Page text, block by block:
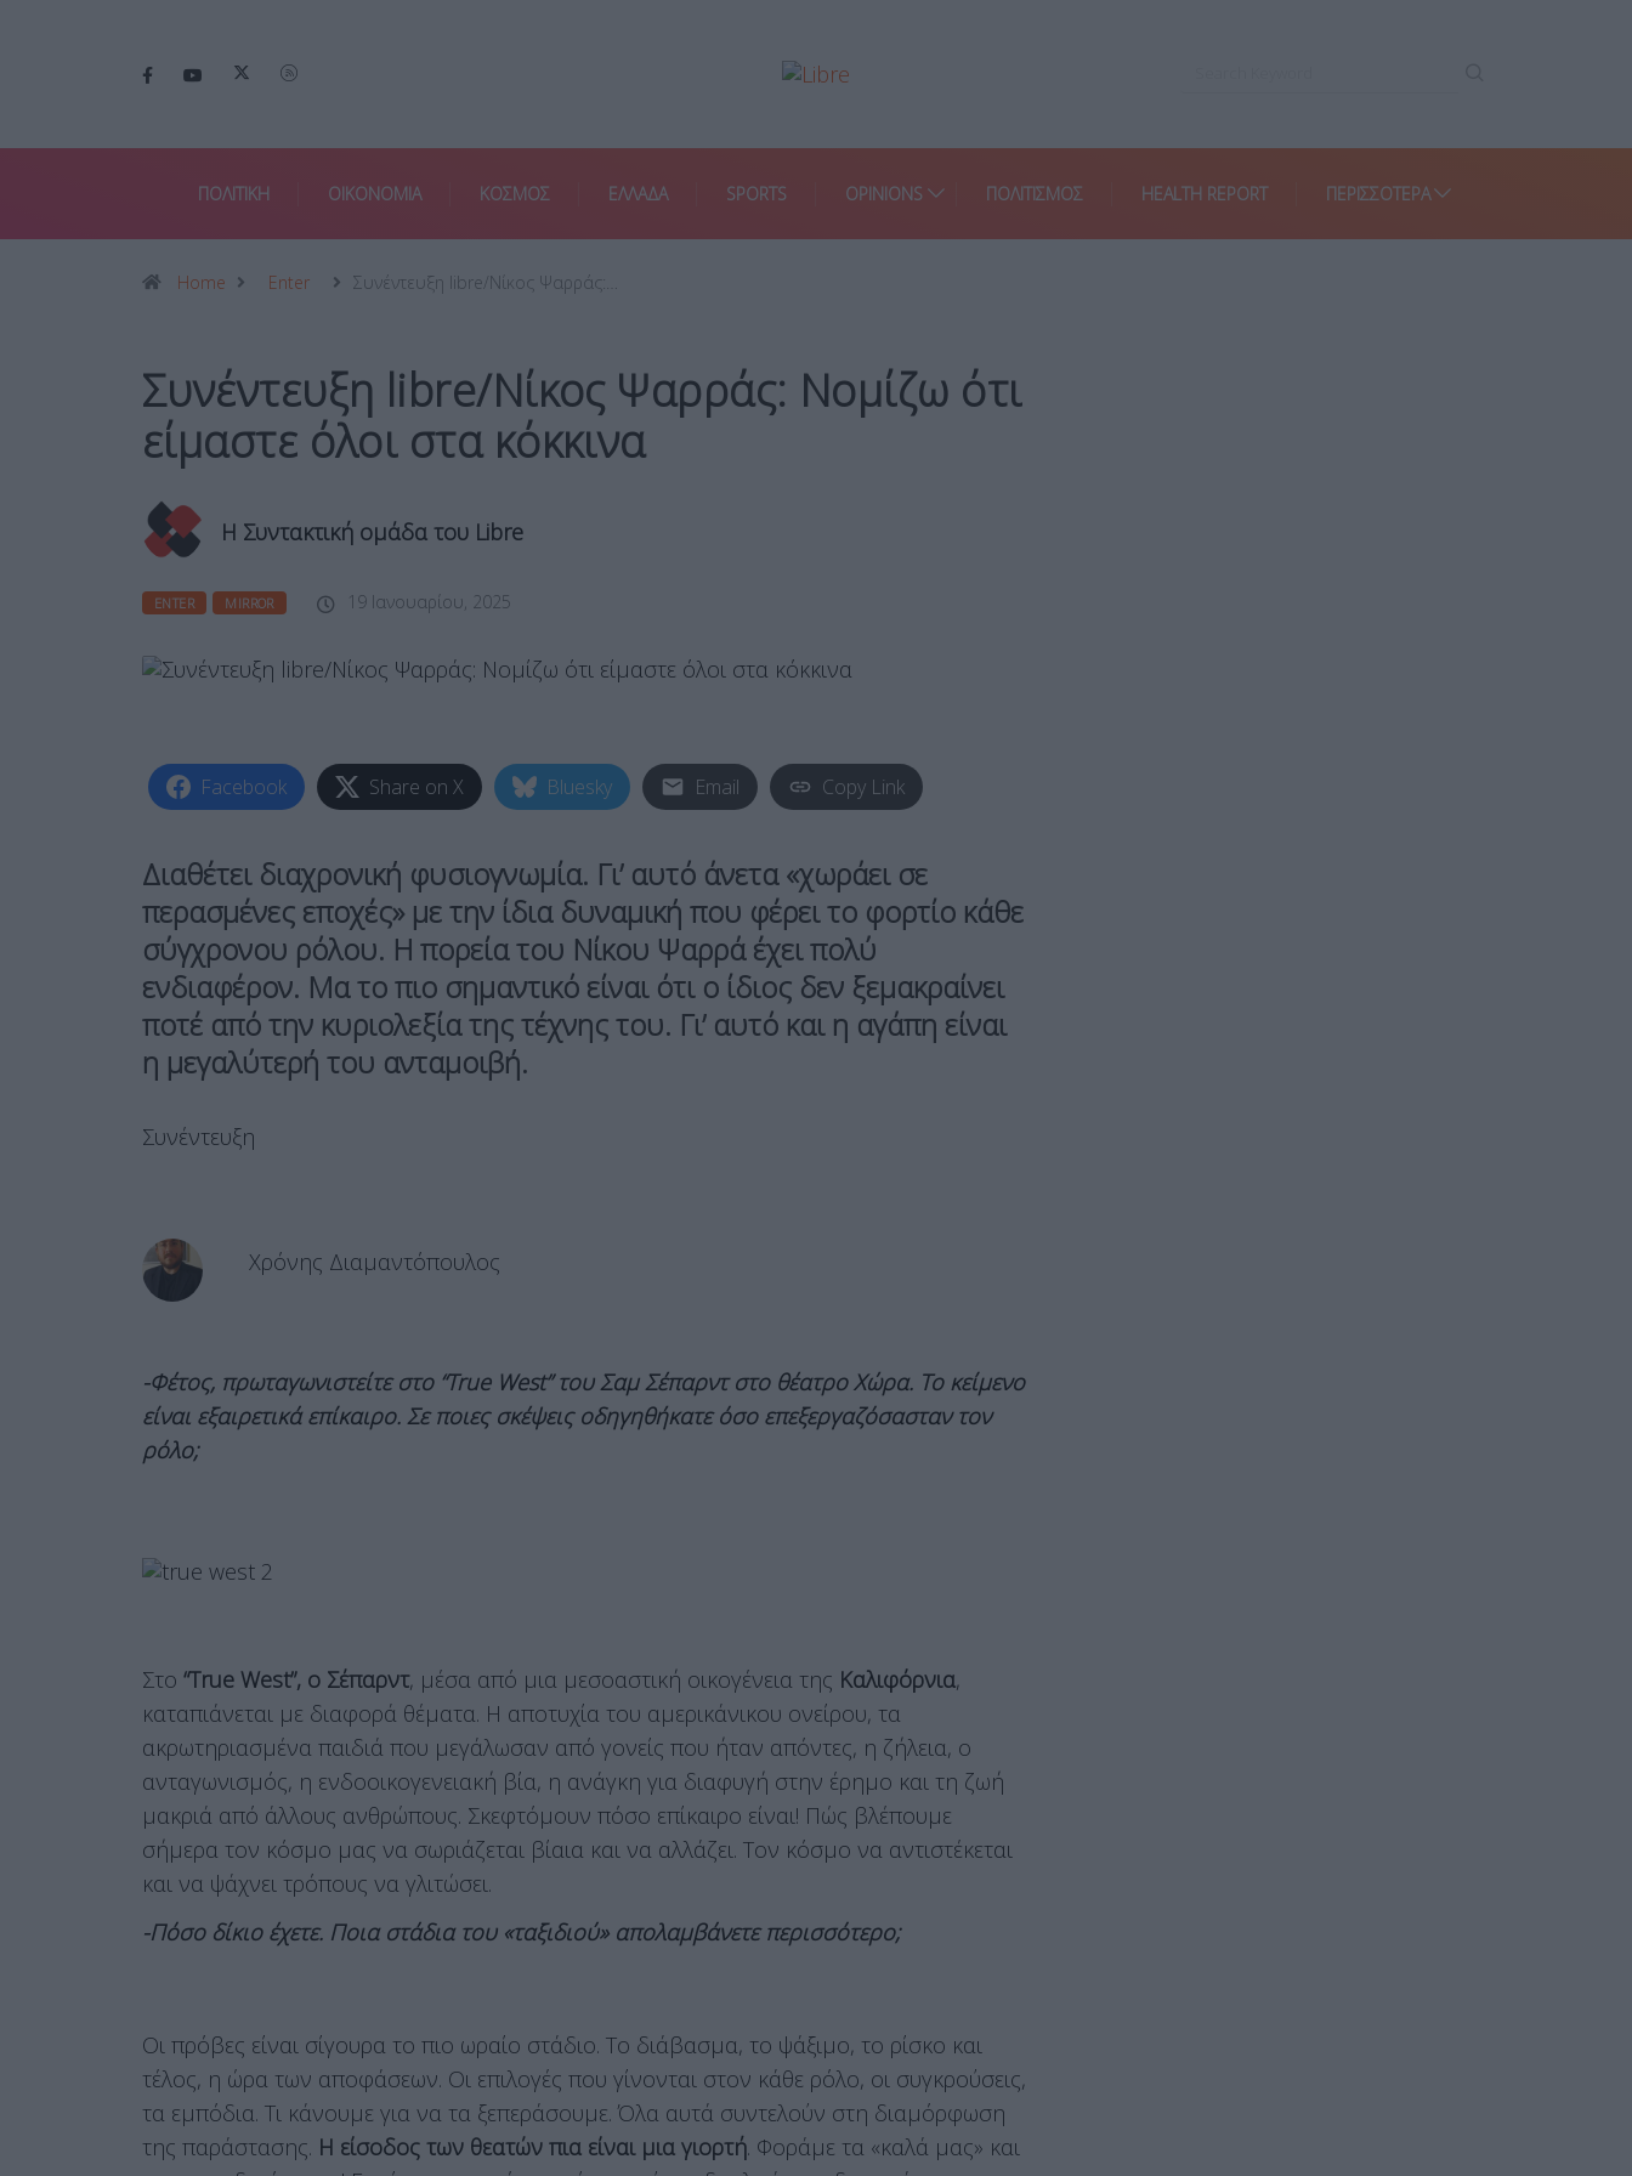
ΠΟΛΙΤΙΚΗ ΟΙΚΟΝΟΜΙΑ ΚΟΣΜΟΣ ΕΛΛΑΔΑ SPORTS OPINIONS ΠΟΛΙΤΙΣΜΟΣ HEALTH REPORT ΠΕΡΙΣΣΌΤΕΡΑ
Home Enter Συνέντευξη libre/Νίκος Ψαρράς:…
Συνέντευξη libre/Νίκος Ψαρράς: Νομίζω ότι
είμαστε όλοι στα κόκκινα
Η Συντακτική ομάδα του Libre
ENTER MIRROR 19 Ιανουαρίου, 2025
Facebook Share on X Bluesky Email Copy Link
Διαθέτει διαχρονική φυσιογνωμία. Γι’ αυτό άνετα «χωράει σε
περασμένες εποχές» με την ίδια δυναμική που φέρει το φορτίο κάθε
σύγχρονου ρόλου. Η πορεία του Νίκου Ψαρρά έχει πολύ
ενδιαφέρον. Μα το πιο σημαντικό είναι ότι ο ίδιος δεν ξεμακραίνει
ποτέ από την κυριολεξία της τέχνης του. Γι’ αυτό και η αγάπη είναι
η μεγαλύτερή του ανταμοιβή.
Συνέντευξη
Χρόνης Διαμαντόπουλος
-Φέτος, πρωταγωνιστείτε στο “True West” του Σαμ Σέπαρντ στο θέατρο Χώρα. Το κείμενο
είναι εξαιρετικά επίκαιρο. Σε ποιες σκέψεις οδηγηθήκατε όσο επεξεργαζόσασταν τον
ρόλο;
Στο “True West”, ο Σέπαρντ, μέσα από μια μεσοαστική οικογένεια της Καλιφόρνια,
καταπιάνεται με διαφορά θέματα. Η αποτυχία του αμερικάνικου ονείρου, τα
ακρωτηριασμένα παιδιά που μεγάλωσαν από γονείς που ήταν απόντες, η ζήλεια, ο
ανταγωνισμός, η ενδοοικογενειακή βία, η ανάγκη για διαφυγή στην έρημο και τη ζωή
μακριά από άλλους ανθρώπους. Σκεφτόμουν πόσο επίκαιρο είναι! Πώς βλέπουμε
σήμερα τον κόσμο μας να σωριάζεται βίαια και να αλλάζει. Τον κόσμο να αντιστέκεται
και να ψάχνει τρόπους να γλιτώσει.
-Πόσο δίκιο έχετε. Ποια στάδια του «ταξιδιού» απολαμβάνετε περισσότερο;
Οι πρόβες είναι σίγουρα το πιο ωραίο στάδιο. Το διάβασμα, το ψάξιμο, το ρίσκο και
τέλος, η ώρα των αποφάσεων. Οι επιλογές που γίνονται στον κάθε ρόλο, οι συγκρούσεις,
τα εμπόδια. Τι κάνουμε για να τα ξεπεράσουμε. Όλα αυτά συντελούν στη διαμόρφωση
της παράστασης. Η είσοδος των θεατών πια είναι μια γιορτή. Φοράμε τα «καλά μας» και